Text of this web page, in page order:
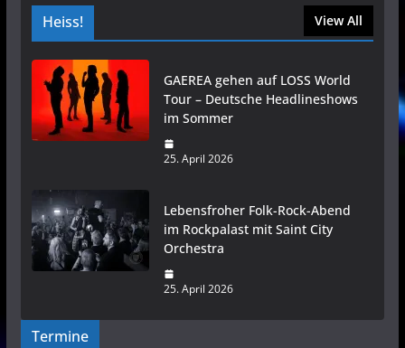
Heiss! View All
GAEREA gehen auf LOSS World
Tour – Deutsche Headlineshows
im Sommer
25. April 2026
Lebensfroher Folk-Rock-Abend
im Rockpalast mit Saint City
Orchestra
25. April 2026
Termine